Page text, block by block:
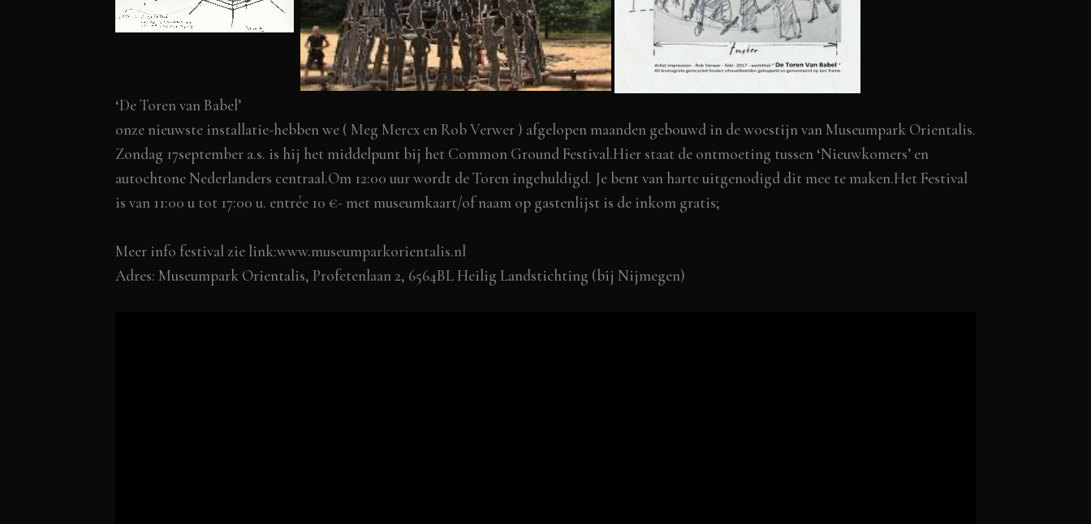
‘De Toren van Babel’
onze nieuwste installatie-hebben we ( Meg Mercx en Rob Verwer ) afgelopen maanden gebouwd in de woestijn van Museumpark Orientalis.
Zondag 17september a.s. is hij het middelpunt bij het Common Ground Festival.Hier staat de ontmoeting tussen ‘Nieuwkomers’ en
autochtone Nederlanders centraal.Om 12:00 uur wordt de Toren ingehuldigd. Je bent van harte uitgenodigd dit mee te maken.Het Festival
is van 11:00 u tot 17:00 u. entrée 10 €- met museumkaart/of naam op gastenlijst is de inkom gratis;
Meer info festival zie link:www.museumparkorientalis.nl
Adres: Museumpark Orientalis, Profetenlaan 2, 6564BL Heilig Landstichting (bij Nijmegen)